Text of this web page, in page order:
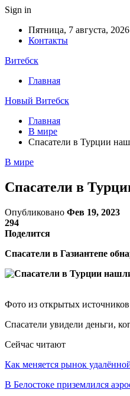
Sign in
Пятница, 7 августа, 2026
Контакты
Витебск
Главная
Новый Витебск
Главная
В мире
Спасатели в Турции
В мире
Спасатели в
Опубликовано Фев 19, 2023
294
Поделится
Спасатели в Газиантепе
Фото из открытых
Спасатели увидели деньги,
Сейчас читают
Как меняется рынок
В Белостоке приземлился